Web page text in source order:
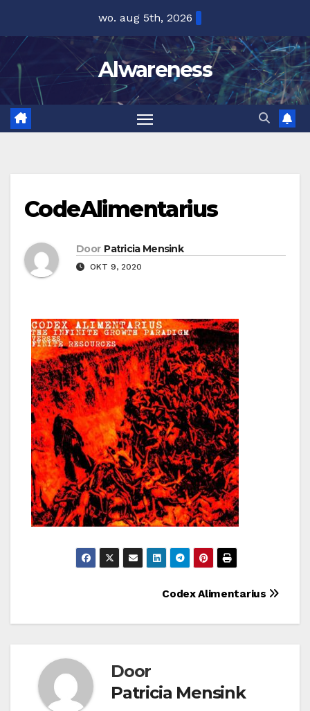
inhoud
wo. aug 5th, 2026
Alwareness
CodeAlimentarius
Door Patricia Mensink
OKT 9, 2020
navigatie
Codex Alimentarius
Door
Patricia Mensink